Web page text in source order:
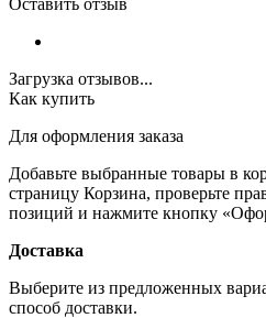
Оставить отзыв
Загрузка отзывов...
Как купить
Для оформления заказа
Добавьте выбранные товары в
страницу Корзина, проверьте
позиций и нажмите кнопку
Доставка
Выберите из предложенных
способ доставки.